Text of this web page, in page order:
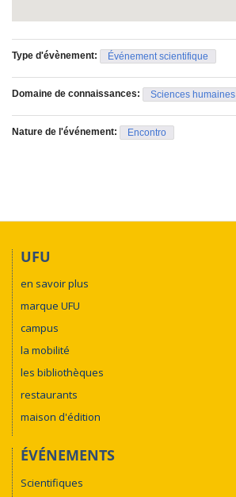
Type d'évènement: Événement scientifique
Domaine de connaissances: Sciences humaines
Nature de l'événement: Encontro
UFU
en savoir plus
marque UFU
campus
la mobilité
les bibliothèques
restaurants
maison d'édition
ÉVÉNEMENTS
Scientifiques